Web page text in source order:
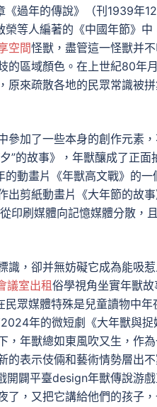
過年的傳說》（刊1939年
等人編著的《中國年節》
空間怪獸，盡管這一怪獸并
的區域顏色。在上世紀80年
來疏散各地的民眾常識被
加了一些本身的創作元素
”的故事》，年獸釀成了正
動畫片《年獸高文戰》的
剪紙動畫片《大年節的故事
印刷媒體向記憶媒體分散，
，卻并無妨礙它成為能吸
議室出租俗學視角坐實年獸
眾媒體特殊是兒童讀物中
年的微短劇《大年獸與
年獸總如東風吹又生，作
的表示伎倆和藝術情勢層出
闢平臺design年獸傳說游
，又把它講給他們的孩子